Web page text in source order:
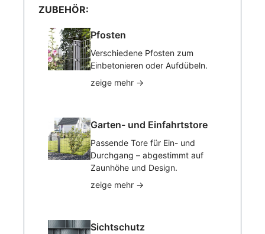
ZUBEHÖR:
Pfosten
Verschiedene Pfosten zum
Einbetonieren oder Aufdübeln.
zeige mehr →
Garten- und Einfahrtstore
Passende Tore für Ein- und
Durchgang – abgestimmt auf
Zaunhöhe und Design.
zeige mehr →
Sichtschutz